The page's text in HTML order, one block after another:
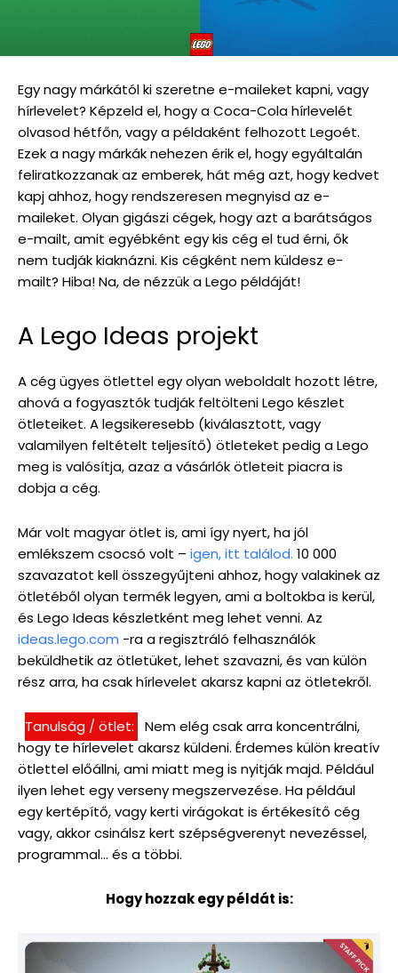
Egy nagy márkától ki szeretne e-maileket kapni, vagy
hírlevelet? Képzeld el, hogy a Coca-Cola hírlevelét
olvasod hétfőn, vagy a példaként felhozott Legoét.
Ezek a nagy márkák nehezen érik el, hogy egyáltalán
feliratkozzanak az emberek, hát még azt, hogy kedvet
kapj ahhoz, hogy rendszeresen megnyisd az e-
maileket. Olyan gigászi cégek, hogy azt a barátságos
e-mailt, amit egyébként egy kis cég el tud érni, ők
nem tudják kiaknázni. Kis cégként nem küldesz e-
mailt? Hiba! Na, de nézzük a Lego példáját!
A Lego Ideas projekt
A cég ügyes ötlettel egy olyan weboldalt hozott létre,
ahová a fogyasztók tudják feltölteni Lego készlet
ötleteiket. A legsikeresebb (kiválasztott, vagy
valamilyen feltételt teljesítő) ötleteket pedig a Lego
meg is valósítja, azaz a vásárlók ötleteit piacra is
dobja a cég.
Már volt magyar ötlet is, ami így nyert, ha jól
emlékszem csocsó volt – igen, itt találod. 10 000
szavazatot kell összegyűjteni ahhoz, hogy valakinek az
ötletéből olyan termék legyen, ami a boltokba is kerül,
és Lego Ideas készletként meg lehet venni. Az
ideas.lego.com -ra a regisztráló felhasználók
beküldhetik az ötletüket, lehet szavazni, és van külön
rész arra, ha csak hírlevelet akarsz kapni az ötletekről.
Tanulság / ötlet:
Nem elég csak arra koncentrálni,
hogy te hírlevelet akarsz küldeni. Érdemes külön kreatív
ötlettel előállni, ami miatt meg is nyitják majd. Például
ilyen lehet egy verseny megszervezése. Ha például
egy kertépítő, vagy kerti virágokat is értékesítő cég
vagy, akkor csinálsz kert szépségverenyt nevezéssel,
programmal… és a többi.
Hogy hozzak egy példát is: